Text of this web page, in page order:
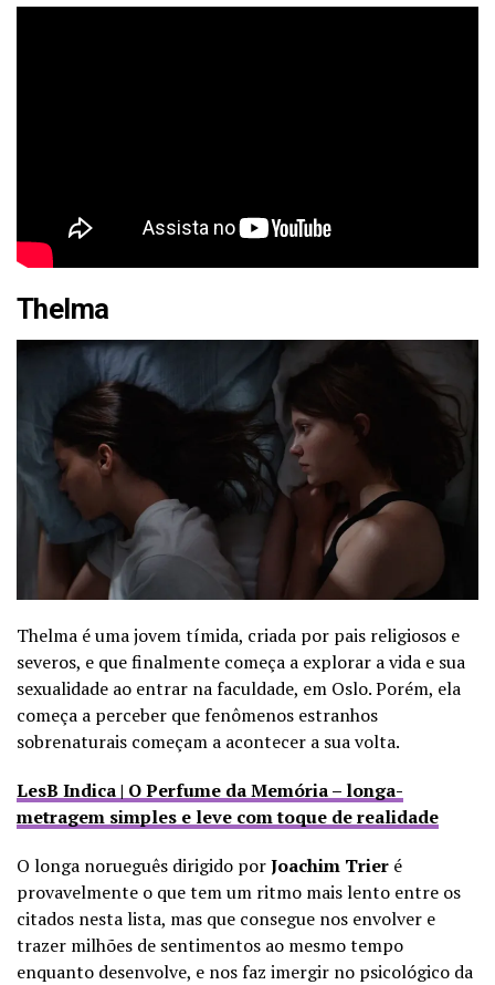
Thelma
Thelma é uma jovem tímida, criada por pais religiosos e
severos, e que finalmente começa a explorar a vida e sua
sexualidade ao entrar na faculdade, em Oslo. Porém, ela
começa a perceber que fenômenos estranhos
sobrenaturais começam a acontecer a sua volta.
LesB Indica | O Perfume da Memória – longa-
metragem simples e leve com toque de realidade
O longa norueguês dirigido porJoachim Trier é
provavelmente o que tem um ritmo mais lento entre os
citados nesta lista, mas que consegue nos envolver e
trazer milhões de sentimentos ao mesmo tempo
enquanto desenvolve, e nos faz imergir no psicológico da